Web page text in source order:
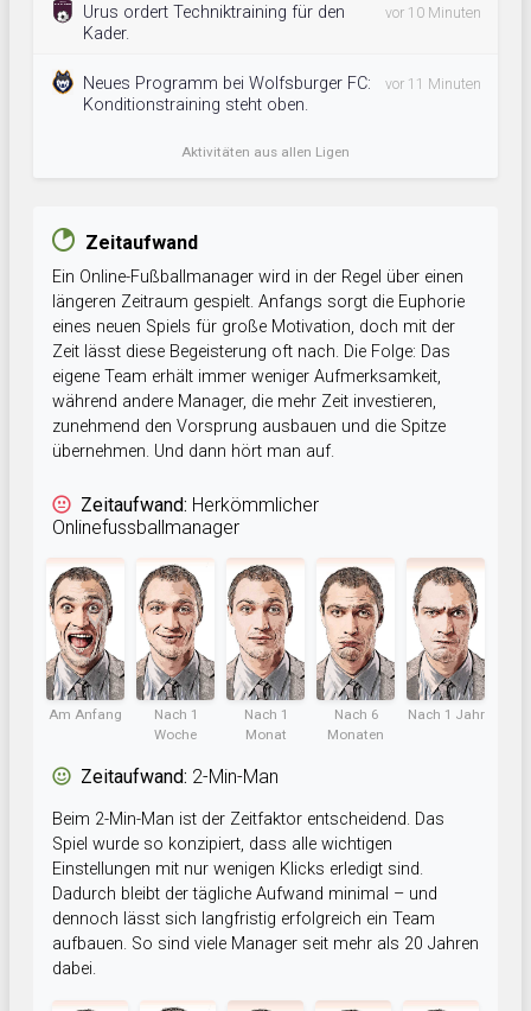
Urus ordert Techniktraining für den
Kader.
vor 10 Minuten
Neues Programm bei Wolfsburger FC:
Konditionstraining steht oben.
vor 11 Minuten
Aktivitäten aus allen Ligen
Zeitaufwand
Ein Online-Fußballmanager wird in der Regel über einen
längeren Zeitraum gespielt. Anfangs sorgt die Euphorie
eines neuen Spiels für große Motivation, doch mit der
Zeit lässt diese Begeisterung oft nach. Die Folge: Das
eigene Team erhält immer weniger Aufmerksamkeit,
während andere Manager, die mehr Zeit investieren,
zunehmend den Vorsprung ausbauen und die Spitze
übernehmen. Und dann hört man auf.
Zeitaufwand: Herkömmlicher
Onlinefussballmanager
Am Anfang
Nach 1
Woche
Nach 1
Monat
Nach 6
Monaten
Nach 1 Jahr
Zeitaufwand: 2-Min-Man
Beim 2-Min-Man ist der Zeitfaktor entscheidend. Das
Spiel wurde so konzipiert, dass alle wichtigen
Einstellungen mit nur wenigen Klicks erledigt sind.
Dadurch bleibt der tägliche Aufwand minimal – und
dennoch lässt sich langfristig erfolgreich ein Team
aufbauen. So sind viele Manager seit mehr als 20 Jahren
dabei.